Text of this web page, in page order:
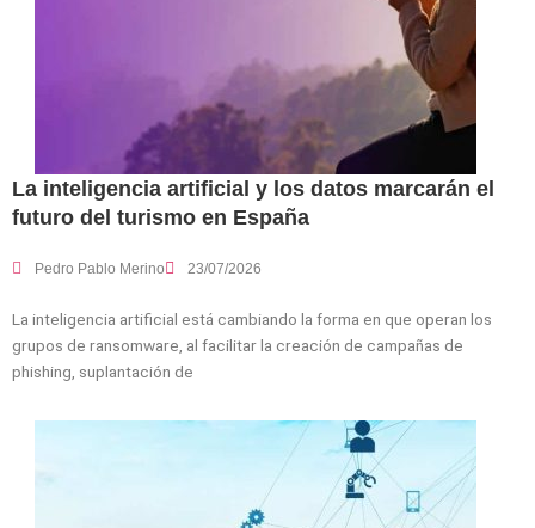
La inteligencia artificial y los datos marcarán el
futuro del turismo en España
Pedro Pablo Merino 23/07/2026
La inteligencia artificial está cambiando la forma en que operan los
grupos de ransomware, al facilitar la creación de campañas de
phishing, suplantación de